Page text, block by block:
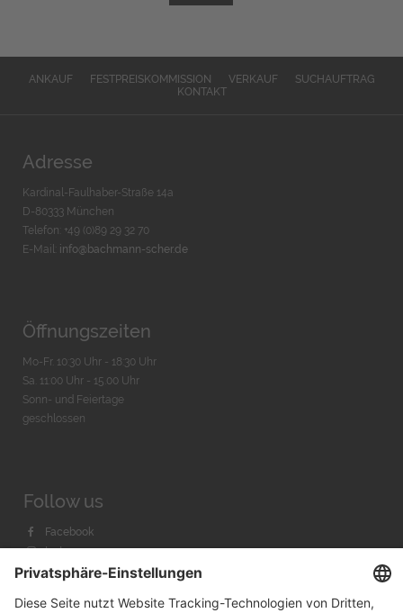
ANKAUF FESTPREISKOMMISSION VERKAUF
SUCHAUFTRAG
KONTAKT
Adresse
Kardinal-Faulhaber-Straße 14a
D-80333 München
Telefon: +49 (0)89 29 32 70
E-Mail: info@bachmann-scher.de
Öffnungszeiten
Mo-Fr. 10:30 Uhr - 18:30 Uhr
Sa. 11:00 Uhr - 15.00 Uhr
Sonn- und Feiertage
geschlossen
Follow us
Facebook
Instagram
Youtube